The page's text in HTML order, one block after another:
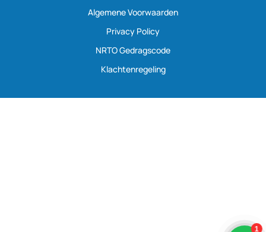
Algemene Voorwaarden
Privacy Policy
NRTO Gedragscode
Klachtenregeling